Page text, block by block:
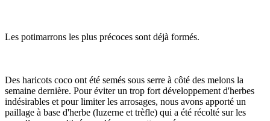
Les potimarrons les plus précoces sont déjà formés.
Des haricots coco ont été semés sous serre à côté des melons la
semaine dernière. Pour éviter un trop fort développement d'herbes
indésirables et pour limiter les arrosages, nous avons apporté un
paillage à base d'herbe (luzerne et trèfle) qui a été récolté sur les